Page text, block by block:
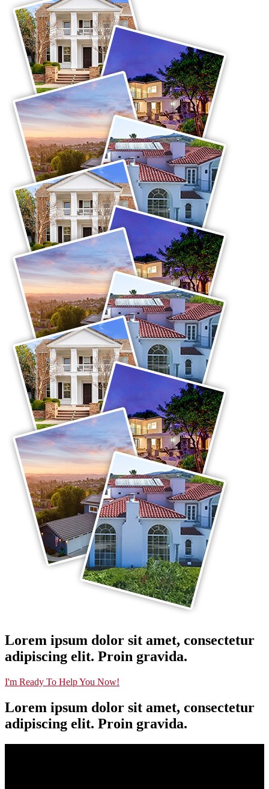
Lorem ipsum dolor sit amet, consectetur
adipiscing elit. Proin gravida.
I'm Ready To Help You Now!
Lorem ipsum dolor sit amet, consectetur
adipiscing elit. Proin gravida.